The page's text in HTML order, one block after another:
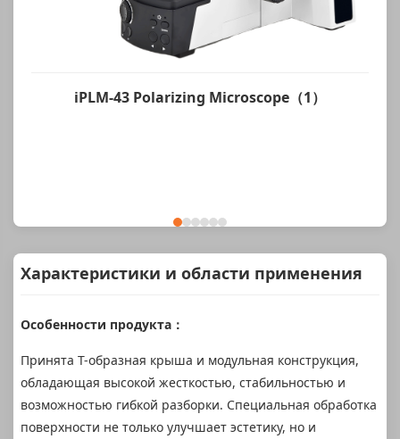
iPLM-43 Polarizing Microscope（1）
Характеристики и области применения
Особенности продукта：
Принята Т-образная крыша и модульная конструкция,
обладающая высокой жесткостью, стабильностью и
возможностью гибкой разборки. Специальная обработка
поверхности не только улучшает эстетику, но и